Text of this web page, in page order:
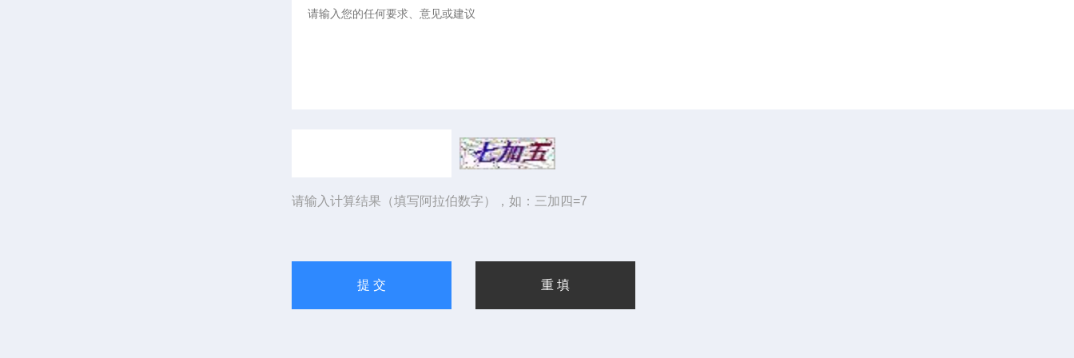
请输入计算结果（填写阿拉伯数字），如：三加四=7